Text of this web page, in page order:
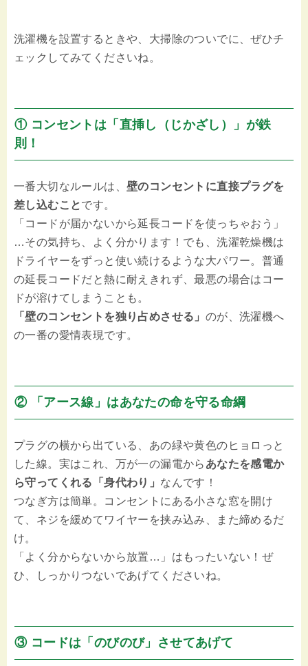
洗濯機を設置するときや、大掃除のついでに、ぜひチ
ェックしてみてくださいね。
① コンセントは「直挿し（じかざし）」が鉄
則！
一番大切なルールは、 壁のコンセントに直接プラグを
差し込むことです。
「コードが届かないから延長コードを使っちゃおう」
…その気持ち、よく分かります！でも、洗濯乾燥機は
ドライヤーをずっと使い続けるような大パワー。普通
の延長コードだと熱に耐えきれず、最悪の場合はコー
ドが溶けてしまうことも。
「壁のコンセントを独り占めさせる」 のが、洗濯機へ
の一番の愛情表現です。
② 「アース線」はあなたの命を守る命綱
プラグの横から出ている、あの緑や黄色のヒョロっと
した線。実はこれ、万が一の漏電から あなたを感電か
ら守ってくれる「身代わり」 なんです！
つなぎ方は簡単。コンセントにある小さな窓を開け
て、ネジを緩めてワイヤーを挟み込み、また締めるだ
け。
「よく分からないから放置…」はもったいない！ぜ
ひ、しっかりつないであげてくださいね。
③ コードは「のびのび」させてあげて